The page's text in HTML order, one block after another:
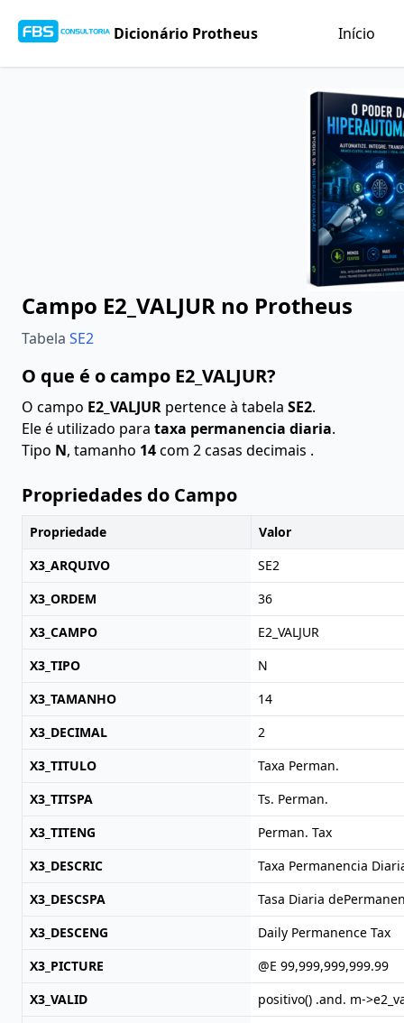
Dicionário Protheus Início
Campo E2_VALJUR no Protheus
Tabela SE2
O que é o campo E2_VALJUR?
O campo E2_VALJUR pertence à tabela SE2.
Ele é utilizado para taxa permanencia diaria.
Tipo N, tamanho 14com 2 casas decimais .
Propriedades do Campo
Propriedade
Valor
X3_ARQUIVO
SE2
X3_ORDEM
36
X3_CAMPO
E2_VALJUR
X3_TIPO
N
X3_TAMANHO
14
X3_DECIMAL
2
X3_TITULO
Taxa Perman.
X3_TITSPA
Ts. Perman.
X3_TITENG
Perman. Tax
X3_DESCRIC
Taxa Permanencia
X3_DESCSPA
Tasa Diaria
X3_DESCENG
Daily Permanence Tax
X3_PICTURE
@E 99,999,999,999.99
X3_VALID
positivo() .and. m-